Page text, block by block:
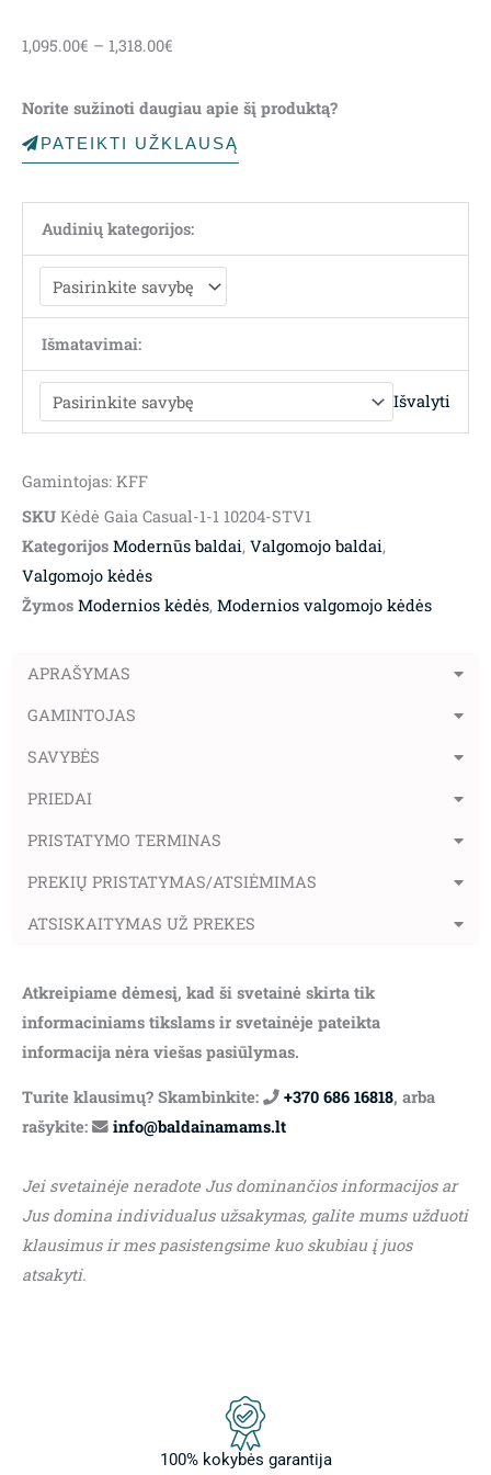
1,095.00€ – 1,318.00€
through
1,318.00€
Norite sužinoti daugiau apie šį produktą?
PATEIKTI UŽKLAUSĄ
Audinių kategorijos:
Išmatavimai:
Išvalyti
Gamintojas: KFF
SKU Kėdė Gaia Casual-1-1 10204-STV1
Kategorijos Modernūs baldai, Valgomojo baldai,
Valgomojo kėdės
Žymos Modernios kėdės, Modernios valgomojo kėdės
APRAŠYMAS
GAMINTOJAS
SAVYBĖS
PRIEDAI
PRISTATYMO TERMINAS
PREKIŲ PRISTATYMAS/ATSIĖMIMAS
ATSISKAITYMAS UŽ PREKES
Atkreipiame dėmesį, kad ši svetainė skirta tik
informaciniams tikslams ir svetainėje pateikta
informacija nėra viešas pasiūlymas.
Turite klausimų? Skambinkite: +370 686 16818, arba
rašykite:
info@baldainamams.lt
Jei svetainėje neradote Jus dominančios informacijos ar
Jus domina individualus užsakymas, galite mums užduoti
klausimus ir mes pasistengsime kuo skubiau į juos
atsakyti.
100% kokybės garantija